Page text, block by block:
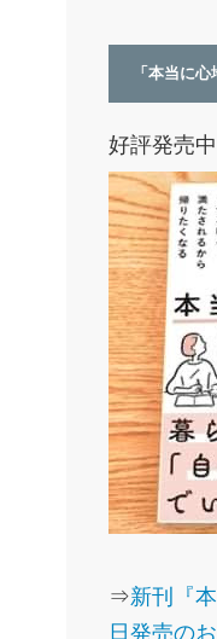
「本当に心
好評発売中
⇒新刊『
日発売の